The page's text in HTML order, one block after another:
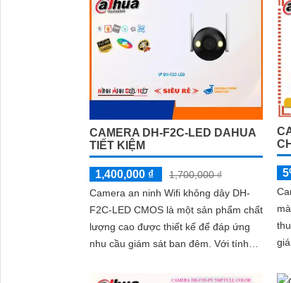
CAMERA DH-F2C-LED DAHUA
TIẾT KIỆM
1,400,000 ₫
1,700,000 ₫
Camera an ninh Wifi không dây DH-
F2C-LED CMOS là một sản phẩm chất
lượng cao được thiết kế để đáp ứng
nhu cầu giám sát ban đêm. Với tính
năng giám sát và ghi lại hình ảnh chất